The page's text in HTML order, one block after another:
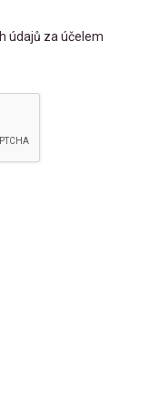
údajů za účelem